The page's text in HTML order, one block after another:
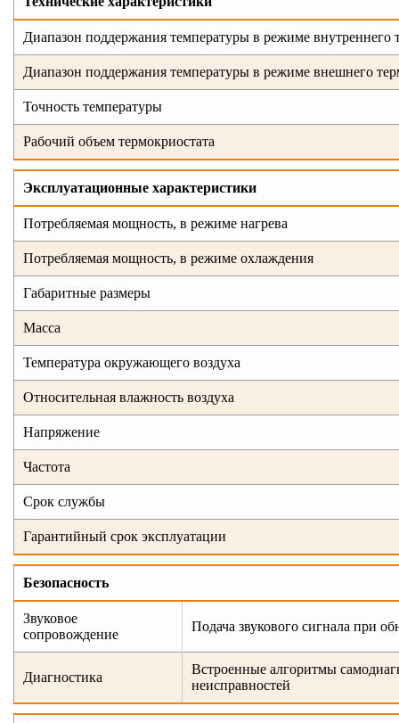
Диапазон поддержания температуры в режиме внутреннего
Диапазон поддержания температуры в режиме внешнего
Точность температуры
Рабочий объем термокриостата
Эксплуатационные характеристики
Потребляемая мощность, в режиме нагрева
Потребляемая мощность, в режиме охлаждения
Габаритные размеры
Масса
Температура окружающего воздуха
Относительная влажность воздуха
Напряжение
Частота
Срок службы
Гарантийный срок эксплуатации
Безопасность
Звуковое
сопровождение
Подача звукового сигнала при
Диагностика
Встроенные алгоритмы
неисправностей